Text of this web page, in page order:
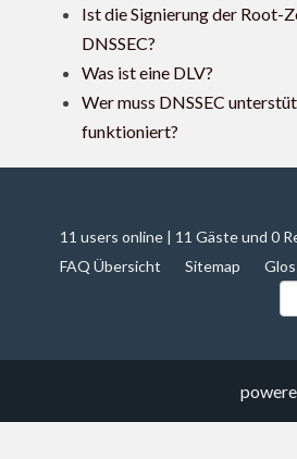
Ist die Signierung der Root-
DNSSEC?
Was ist eine DLV?
Wer muss DNSSEC
funktioniert?
11 users online | 11 Gäste und 0
FAQ Übersicht
Sitemap